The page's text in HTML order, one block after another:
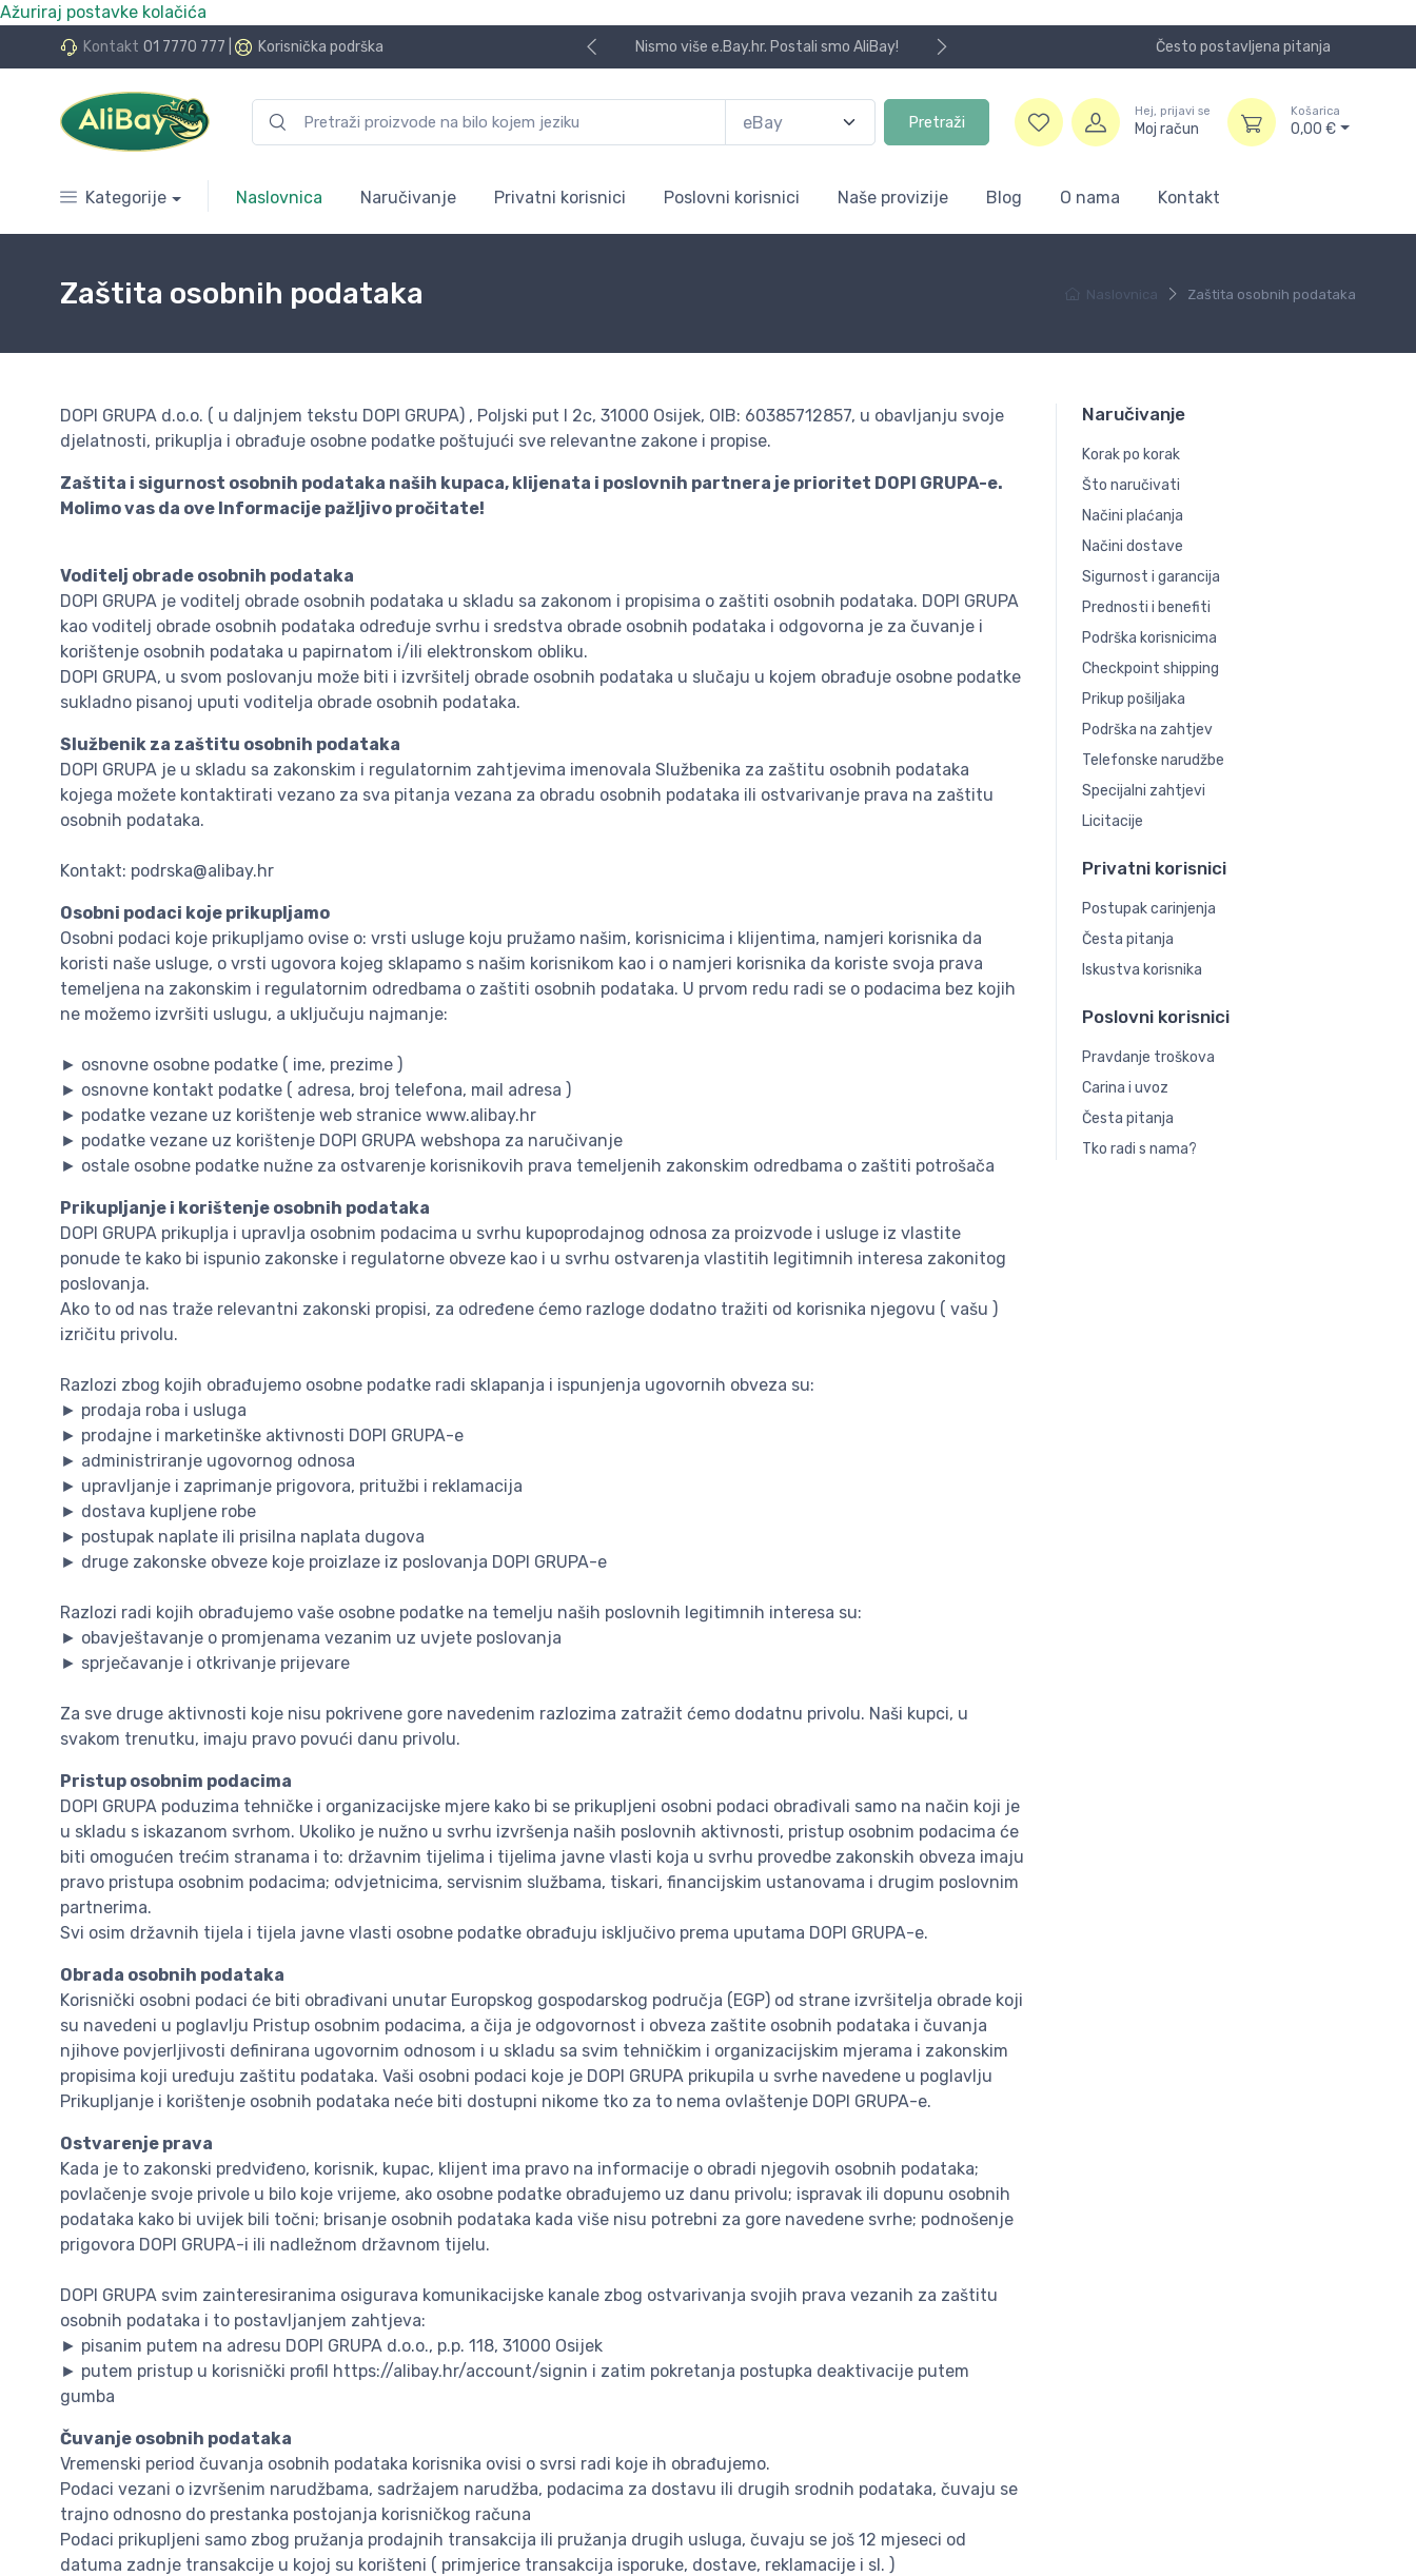
Ažuriraj postavke kolačića
Kontakt 01 7770 777 Korisnička podrška
24 rate bez kamata Nismo više e.Bay.hr. Postali smo AliBay! Često postavljena pitanja
Pretraži
Hej, prijavi se
Moj račun
Košarica
0,00 €
Kategorije Naslovnica Naručivanje Privatni korisnici Poslovni korisnici Naše provizije Blog O nama Kontakt
Naslovnica Zaštita osobnih podataka
Zaštita osobnih podataka
DOPI GRUPA d.o.o. ( u daljnjem tekstu DOPI GRUPA) , Poljski put I 2c, 31000 Osijek, OIB: 60385712857, u obavljanju svoje
djelatnosti, prikuplja i obrađuje osobne podatke poštujući sve relevantne zakone i propise.
Zaštita i sigurnost osobnih podataka naših kupaca, klijenata i poslovnih partnera je prioritet DOPI GRUPA-e.
Molimo vas da ove Informacije pažljivo pročitate!
Voditelj obrade osobnih podataka
DOPI GRUPA je voditelj obrade osobnih podataka u skladu sa zakonom i propisima o zaštiti osobnih podataka. DOPI GRUPA
kao voditelj obrade osobnih podataka određuje svrhu i sredstva obrade osobnih podataka i odgovorna je za čuvanje i
korištenje osobnih podataka u papirnatom i/ili elektronskom obliku.
DOPI GRUPA, u svom poslovanju može biti i izvršitelj obrade osobnih podataka u slučaju u kojem obrađuje osobne podatke
sukladno pisanoj uputi voditelja obrade osobnih podataka.
Službenik za zaštitu osobnih podataka
DOPI GRUPA je u skladu sa zakonskim i regulatornim zahtjevima imenovala Službenika za zaštitu osobnih podataka
kojega možete kontaktirati vezano za sva pitanja vezana za obradu osobnih podataka ili ostvarivanje prava na zaštitu
osobnih podataka.
Kontakt: podrska@alibay.hr
Osobni podaci koje prikupljamo
Osobni podaci koje prikupljamo ovise o: vrsti usluge koju pružamo našim, korisnicima i klijentima, namjeri korisnika da
koristi naše usluge, o vrsti ugovora kojeg sklapamo s našim korisnikom kao i o namjeri korisnika da koriste svoja prava
temeljena na zakonskim i regulatornim odredbama o zaštiti osobnih podataka. U prvom redu radi se o podacima bez kojih
ne možemo izvršiti uslugu, a uključuju najmanje:
► osnovne osobne podatke ( ime, prezime )
► osnovne kontakt podatke ( adresa, broj telefona, mail adresa )
► podatke vezane uz korištenje web stranice www.alibay.hr
► podatke vezane uz korištenje DOPI GRUPA webshopa za naručivanje
► ostale osobne podatke nužne za ostvarenje korisnikovih prava temeljenih zakonskim odredbama o zaštiti potrošača
Prikupljanje i korištenje osobnih podataka
DOPI GRUPA prikuplja i upravlja osobnim podacima u svrhu kupoprodajnog odnosa za proizvode i usluge iz vlastite
ponude te kako bi ispunio zakonske i regulatorne obveze kao i u svrhu ostvarenja vlastitih legitimnih interesa zakonitog
poslovanja.
Ako to od nas traže relevantni zakonski propisi, za određene ćemo razloge dodatno tražiti od korisnika njegovu ( vašu )
izričitu privolu.
Razlozi zbog kojih obrađujemo osobne podatke radi sklapanja i ispunjenja ugovornih obveza su:
► prodaja roba i usluga
► prodajne i marketinške aktivnosti DOPI GRUPA-e
► administriranje ugovornog odnosa
► upravljanje i zaprimanje prigovora, pritužbi i reklamacija
► dostava kupljene robe
► postupak naplate ili prisilna naplata dugova
► druge zakonske obveze koje proizlaze iz poslovanja DOPI GRUPA-e
Razlozi radi kojih obrađujemo vaše osobne podatke na temelju naših poslovnih legitimnih interesa su:
► obavještavanje o promjenama vezanim uz uvjete poslovanja
► sprječavanje i otkrivanje prijevare
Za sve druge aktivnosti koje nisu pokrivene gore navedenim razlozima zatražit ćemo dodatnu privolu. Naši kupci, u
svakom trenutku, imaju pravo povući danu privolu.
Pristup osobnim podacima
DOPI GRUPA poduzima tehničke i organizacijske mjere kako bi se prikupljeni osobni podaci obrađivali samo na način koji je
u skladu s iskazanom svrhom. Ukoliko je nužno u svrhu izvršenja naših poslovnih aktivnosti, pristup osobnim podacima će
biti omogućen trećim stranama i to: državnim tijelima i tijelima javne vlasti koja u svrhu provedbe zakonskih obveza imaju
pravo pristupa osobnim podacima; odvjetnicima, servisnim službama, tiskari, financijskim ustanovama i drugim poslovnim
partnerima.
Svi osim državnih tijela i tijela javne vlasti osobne podatke obrađuju isključivo prema uputama DOPI GRUPA-e.
Obrada osobnih podataka
Korisnički osobni podaci će biti obrađivani unutar Europskog gospodarskog područja (EGP) od strane izvršitelja obrade koji
su navedeni u poglavlju Pristup osobnim podacima, a čija je odgovornost i obveza zaštite osobnih podataka i čuvanja
njihove povjerljivosti definirana ugovornim odnosom i u skladu sa svim tehničkim i organizacijskim mjerama i zakonskim
propisima koji uređuju zaštitu podataka. Vaši osobni podaci koje je DOPI GRUPA prikupila u svrhe navedene u poglavlju
Prikupljanje i korištenje osobnih podataka neće biti dostupni nikome tko za to nema ovlaštenje DOPI GRUPA-e.
Ostvarenje prava
Kada je to zakonski predviđeno, korisnik, kupac, klijent ima pravo na informacije o obradi njegovih osobnih podataka;
povlačenje svoje privole u bilo koje vrijeme, ako osobne podatke obrađujemo uz danu privolu; ispravak ili dopunu osobnih
podataka kako bi uvijek bili točni; brisanje osobnih podataka kada više nisu potrebni za gore navedene svrhe; podnošenje
prigovora DOPI GRUPA-i ili nadležnom državnom tijelu.
DOPI GRUPA svim zainteresiranima osigurava komunikacijske kanale zbog ostvarivanja svojih prava vezanih za zaštitu
osobnih podataka i to postavljanjem zahtjeva:
► pisanim putem na adresu DOPI GRUPA d.o.o., p.p. 118, 31000 Osijek
► putem pristup u korisnički profil https://alibay.hr/account/signin i zatim pokretanja postupka deaktivacije putem
gumba
Čuvanje osobnih podataka
Vremenski period čuvanja osobnih podataka korisnika ovisi o svrsi radi koje ih obrađujemo.
Podaci vezani o izvršenim narudžbama, sadržajem narudžba, podacima za dostavu ili drugih srodnih podataka, čuvaju se
trajno odnosno do prestanka postojanja korisničkog računa
Podaci prikupljeni samo zbog pružanja prodajnih transakcija ili pružanja drugih usluga, čuvaju se još 12 mjeseci od
datuma zadnje transakcije u kojoj su korišteni ( primjerice transakcija isporuke, dostave, reklamacije i sl. )
Naručivanje
Korak po korak
Što naručivati
Načini plaćanja
Načini dostave
Sigurnost i garancija
Prednosti i benefiti
Podrška korisnicima
Checkpoint shipping
Prikup pošiljaka
Podrška na zahtjev
Telefonske narudžbe
Specijalni zahtjevi
Licitacije
Privatni korisnici
Postupak carinjenja
Česta pitanja
Iskustva korisnika
Poslovni korisnici
Pravdanje troškova
Carina i uvoz
Česta pitanja
Tko radi s nama?